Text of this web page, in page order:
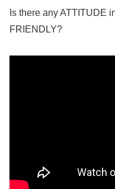
Is there any ATTITUDE
FRIENDLY?